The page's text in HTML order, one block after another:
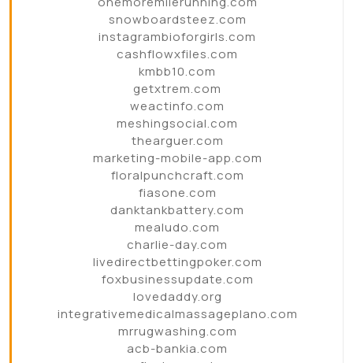
snowboardsteez.com
instagrambioforgirls.com
cashflowxfiles.com
kmbb10.com
getxtrem.com
weactinfo.com
meshingsocial.com
thearguer.com
marketing-mobile-app.com
floralpunchcraft.com
fiasone.com
danktankbattery.com
mealudo.com
charlie-day.com
livedirectbettingpoker.com
foxbusinessupdate.com
lovedaddy.org
integrativemedicalmassageplano.com
mrrugwashing.com
acb-bankia.com